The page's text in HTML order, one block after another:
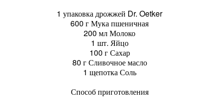
1 упаковка дрожжей Dr. Oetker
600 г Мука пшеничная
200 мл Молоко
1 шт. Яйцо
100 г Сахар
80 г Сливочное масло
1 щепотка Соль
Способ приготовления